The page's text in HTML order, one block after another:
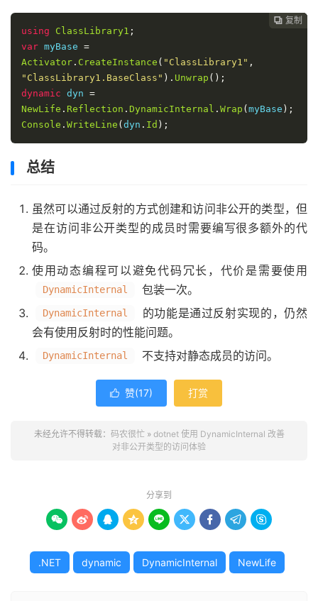
 复制
 复制
 复制
using
ClassLibrary1 ;
var myBase =
Activator . CreateInstance ( "ClassLibrary1" ,
"ClassLibrary1.BaseClass" ). Unwrap ();
dynamic dyn =
NewLife . Reflection . DynamicInternal . Wrap ( myBase );
Console . WriteLine ( dyn . Id );
总结
虽然可以通过反射的方式创建和访问非公开的类型，但
是在访问非公开类型的成员时需要编写很多额外的代
码。
使用动态编程可以避免代码冗长，代价是需要使用
DynamicInternal 包装一次。
DynamicInternal
的功能是通过反射实现的，仍然
会有使用反射时的性能问题。
DynamicInternal 不支持对静态成员的访问。
 赞(17) 打赏
未经允许不得转载： 码农很忙» dotnet 使用 DynamicInternal 改善
对非公开类型的访问体验
分享到
        
.NET dynamic DynamicInternal NewLife